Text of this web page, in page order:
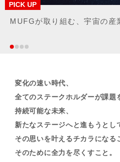
変化の速い時代、
全てのステークホルダーが課題
持続可能な未来、
新たなステージへと進もうとし
その思いを叶えるチカラになる
そのために全力を尽くすこと。
PICK UP
MUFGが取り組む、宇宙の産
PICK UP
よく似た2つの街。MUFGの
PICK UP
サステナブルしちゃう日。
PICK UP
赤い球の冒険 ―MUFG Soul